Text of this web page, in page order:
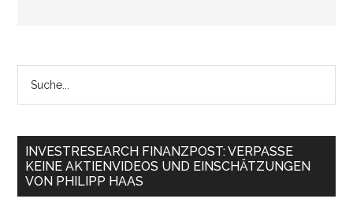
INVESTRESEARCH FINANZPOST: VERPASSE
KEINE AKTIENVIDEOS UND EINSCHÄTZUNGEN
VON PHILIPP HAAS